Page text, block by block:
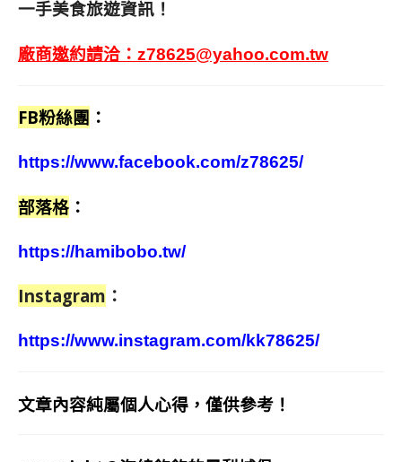
一手美食旅遊資訊！
廠商邀約請洽： z78625@yahoo.com.tw
FB粉絲團 ：
https://www.facebook.com/z78625/
部落格 ：
https://hamibobo.tw/
Instagram ：
https://www.instagram.com/kk78625/
文章內容純屬個人心得，僅供參考！